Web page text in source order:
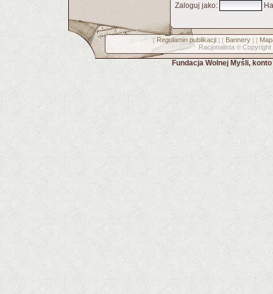
Zaloguj jako:
[ Regulamin publikacji] [ Bannery] [
Racjonalista © Copyright
Fundacja Wolnej Myśli,